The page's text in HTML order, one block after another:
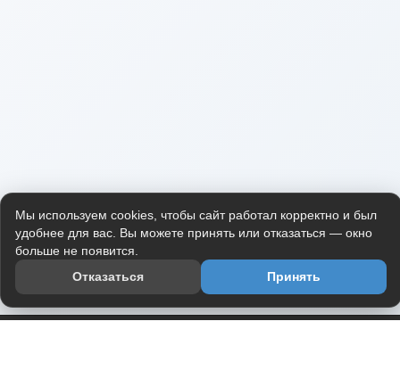
Мы используем cookies, чтобы сайт работал корректно и был
удобнее для вас. Вы можете принять или отказаться — окно
больше не появится.
Отказаться
Принять